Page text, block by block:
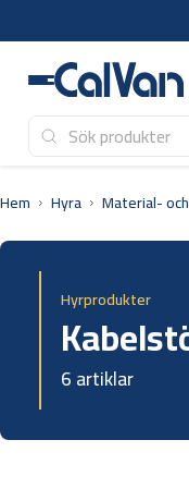
till
Hem Hyra Material-
Hyrprodukter
6 artiklar